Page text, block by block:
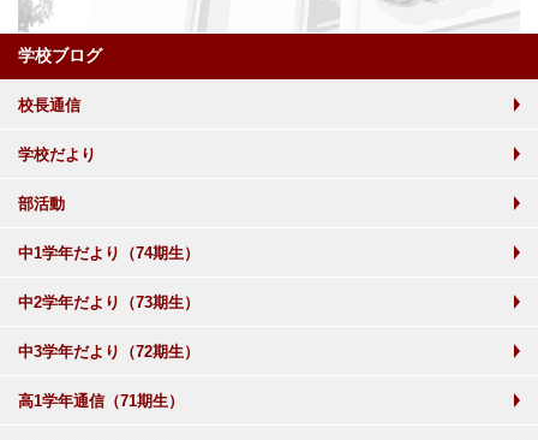
学校ブログ
校長通信
学校だより
部活動
中1学年だより（74期生）
中2学年だより（73期生）
中3学年だより（72期生）
高1学年通信（71期生）